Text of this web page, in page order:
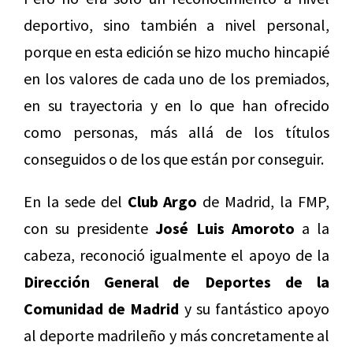
deportivo, sino también a nivel personal,
porque en esta edición se hizo mucho hincapié
en los valores de cada uno de los premiados,
en su trayectoria y en lo que han ofrecido
como personas, más allá de los títulos
conseguidos o de los que están por conseguir.
En la sede del Club Argo de Madrid, la FMP,
con su presidente José Luis Amoroto a la
cabeza, reconoció igualmente el apoyo de la
Dirección General de Deportes de la
Comunidad de Madrid y su fantástico apoyo
al deporte madrileño y más concretamente al